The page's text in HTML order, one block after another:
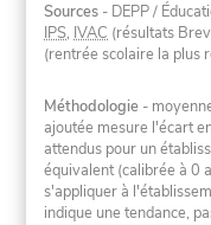
Sources - DEPP /
IPS, IVAC (résultats
(rentrée scolaire la plus
Méthodologie -
ajoutée mesure l'écart
attendus pour un
équivalent (calibrée à 0
s'appliquer à
indique une tendance,